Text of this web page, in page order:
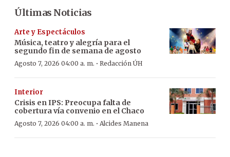
Últimas Noticias
Arte y Espectáculos
Música, teatro y alegría para el
segundo fin de semana de agosto
Agosto 7, 2026 04:00 a. m. · Redacción ÚH
Interior
Crisis en IPS: Preocupa falta de
cobertura vía convenio en el Chaco
Agosto 7, 2026 04:00 a. m. · Alcides Manena